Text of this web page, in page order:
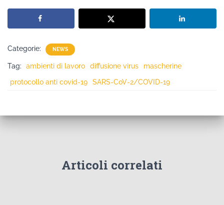
Categorie: NEWS
Tag: ambienti di lavoro diffusione virus
mascherine
protocollo anti covid-19
SARS-CoV-2/COVID-19
Articoli correlati